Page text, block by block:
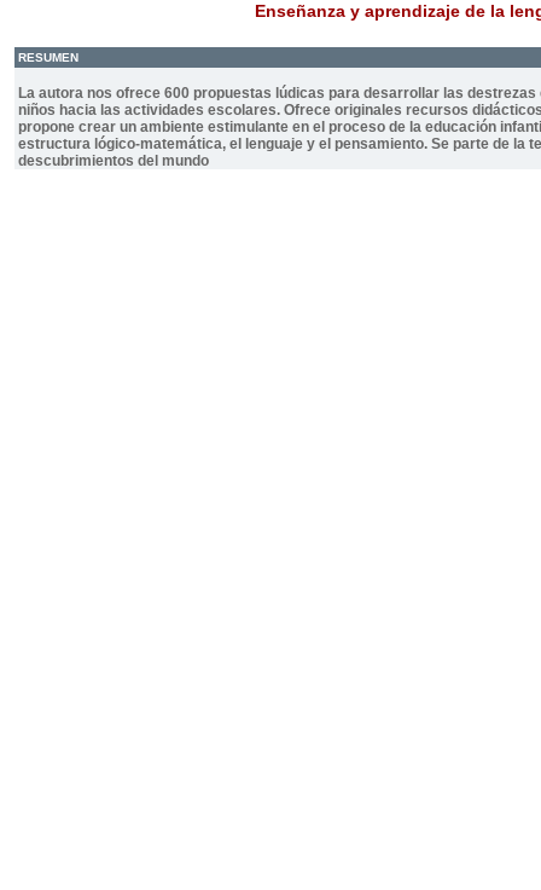
Enseñanza y aprendizaje de la
RESUMEN
La autora nos ofrece 600 propuestas lúdicas para desarrollar las
niños hacia las actividades escolares. Ofrece originales recursos
propone crear un ambiente estimulante en el proceso de la educación
estructura lógico-matemática, el lenguaje y el pensamiento. Se parte de la
descubrimientos del mundo